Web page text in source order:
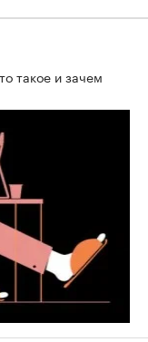
такое и зачем